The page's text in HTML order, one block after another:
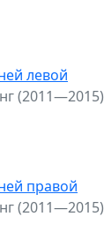
левой
(2011—2015)
правой
(2011—2015)